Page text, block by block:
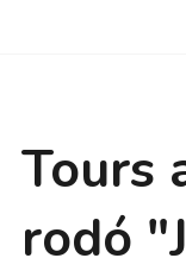
Tours
rodó